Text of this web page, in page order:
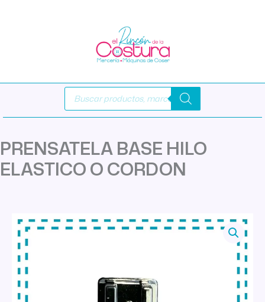
Búsqueda
productos
PRENSATELA BASE HILO
ELASTICO O CORDON